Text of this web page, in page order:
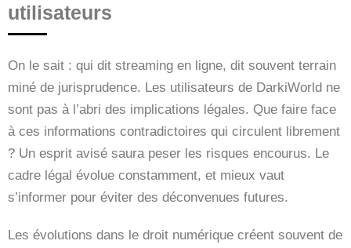
utilisateurs
On le sait : qui dit streaming en ligne, dit souvent terrain
miné de jurisprudence. Les utilisateurs de DarkiWorld ne
sont pas à l’abri des implications légales. Que faire face
à ces informations contradictoires qui circulent librement
? Un esprit avisé saura peser les risques encourus. Le
cadre légal évolue constamment, et mieux vaut
s’informer pour éviter des déconvenues futures.
Les évolutions dans le droit numérique créent souvent de